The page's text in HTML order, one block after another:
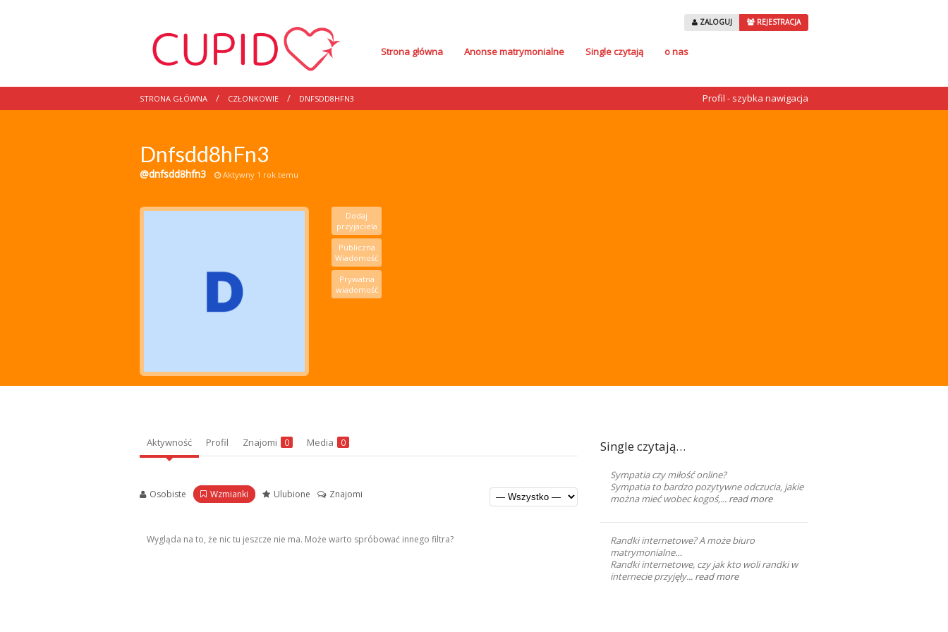
ZALOGUJ REJESTRACJA
Strona główna Anonse matrymonialne Single czytają o nas
STRONA GŁÓWNA CZŁONKOWIE DNFSDD8HFN3 Profil - szybka nawigacja
Dnfsdd8hFn3
@dnfsdd8hfn3 Aktywny 1 rok temu
Dodaj
przyjaciela
Publiczna
Wiadomość
Prywatna
wiadomość
Aktywność Profil Znajomi 0 Media 0
Osobiste Wzmianki Ulubione Znajomi
Wygląda na to, że nic tu jeszcze nie ma. Może warto spróbować innego filtra?
Single czytają…
Sympatia czy miłość online?
Sympatia to bardzo pozytywne odczucia, jakie
można mieć wobec kogoś,... read more
Randki internetowe? A może biuro
matrymonialne…
Randki internetowe, czy jak kto woli randki w
internecie przyjęły... read more